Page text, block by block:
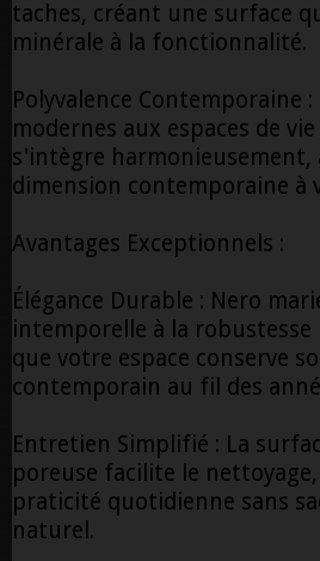
taches, créant une surface
minérale à la fonctionnalité.
Polyvalence Contemporaine :
modernes aux espaces de
s'intègre harmonieusement,
dimension contemporaine à
Avantages Exceptionnels :
Élégance Durable : Nero
intemporelle à la
que votre espace conserve
contemporain au fil des
Entretien Simplifié : La
poreuse facilite le
praticité quotidienne sans
naturel.